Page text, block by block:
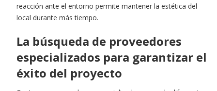
reacción ante el entorno permite mantener la estética del
local durante más tiempo.
La búsqueda de proveedores
especializados para garantizar el
éxito del proyecto